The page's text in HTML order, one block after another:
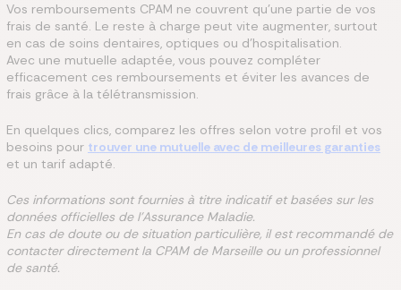
Vos remboursements CPAM ne couvrent qu’une partie de vos
frais de santé. Le reste à charge peut vite augmenter, surtout
en cas de soins dentaires, optiques ou d’hospitalisation.
Avec une mutuelle adaptée, vous pouvez compléter
efficacement ces remboursements et éviter les avances de
frais grâce à la télétransmission.
En quelques clics, comparez les offres selon votre profil et vos
besoins pour trouver une mutuelle avec de meilleures garanties
et un tarif adapté.
Ces informations sont fournies à titre indicatif et basées sur les
données officielles de l’Assurance Maladie.
En cas de doute ou de situation particulière, il est recommandé de
contacter directement la CPAM de Marseille ou un professionnel
de santé.